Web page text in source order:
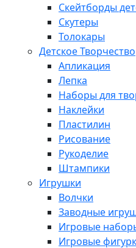
Скейтборды
Скутеры
Толокары
Детское Творчество
Апликация
Лепка
Наборы для
Наклейки
Пластилин
Рисование
Рукоделие
Штампики
Игрушки
Волчки
Заводные
Игровые
Игровые